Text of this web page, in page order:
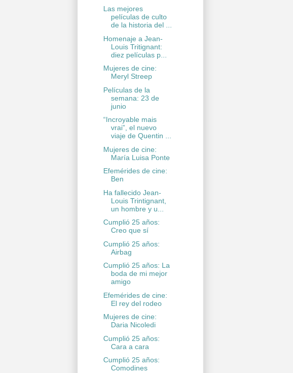
Las mejores
películas de culto
de la historia del ...
Homenaje a Jean-
Louis Tritignant:
diez películas p...
Mujeres de cine:
Meryl Streep
Películas de la
semana: 23 de
junio
“Incroyable mais
vrai”, el nuevo
viaje de Quentin ...
Mujeres de cine:
María Luisa Ponte
Efemérides de cine:
Ben
Ha fallecido Jean-
Louis Trintignant,
un hombre y u...
Cumplió 25 años:
Creo que sí
Cumplió 25 años:
Airbag
Cumplió 25 años: La
boda de mi mejor
amigo
Efemérides de cine:
El rey del rodeo
Mujeres de cine:
Daria Nicoledi
Cumplió 25 años:
Cara a cara
Cumplió 25 años:
Comodines